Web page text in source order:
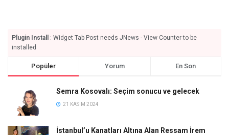
Plugin Install
: Widget Tab Post needs JNews - View Counter to be
installed
Popüler Yorum En Son
Semra Kosovalı: Seçim sonucu ve gelecek
21 KASIM 2024
İstanbul’u Kanatları Altına Alan Ressam İrem